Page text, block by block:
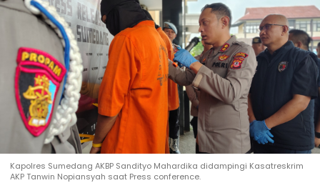
Kapolres Sumedang AKBP Sandityo Mahardika didampingi Kasatreskrim
AKP Tanwin Nopiansyah saat Press conference.